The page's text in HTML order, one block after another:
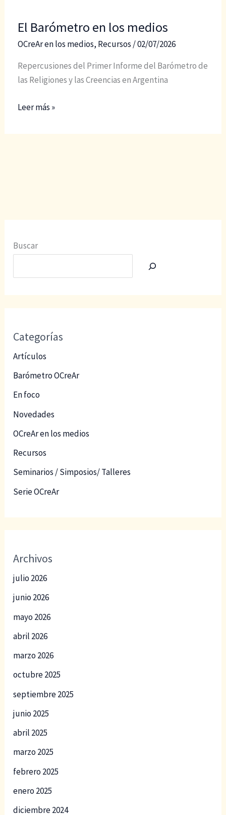
El Barómetro en los medios
OCreAr en los medios, Recursos /02/07/2026
Repercusiones del Primer Informe del Barómetro de
las Religiones y las Creencias en Argentina
El
Leer más »
Buscar
Categorías
Artículos
Barómetro OCreAr
En foco
Novedades
OCreAr en los medios
Recursos
Seminarios / Simposios/ Talleres
Serie OCreAr
Archivos
julio 2026
junio 2026
mayo 2026
abril 2026
marzo 2026
octubre 2025
septiembre 2025
junio 2025
abril 2025
marzo 2025
febrero 2025
enero 2025
diciembre 2024